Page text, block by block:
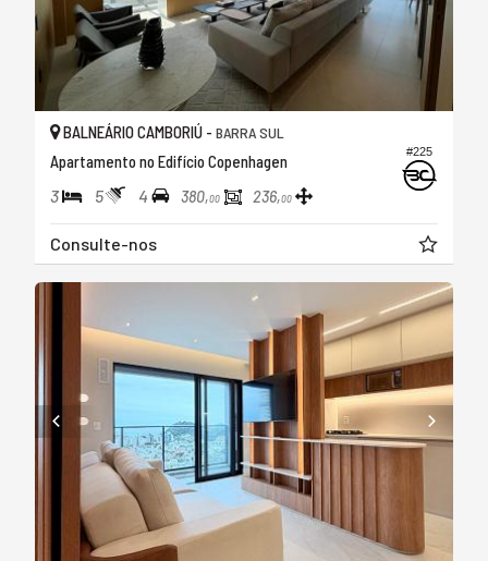
#225
BALNEÁRIO CAMBORIÚ - BARRA SUL
Apartamento no Edifício Copenhagen
3 5 4 380,00 236,00
Consulte-nos